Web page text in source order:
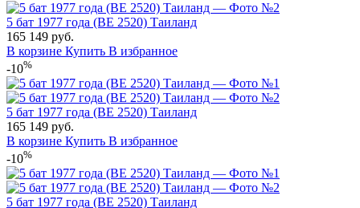
5 бат 1977 года (BE 2520) Таиланд
165 149 руб.
В корзине Купить В избранное
-10%
5 бат 1977 года (BE 2520) Таиланд
165 149 руб.
В корзине Купить В избранное
-10%
5 бат 1977 года (BE 2520) Таиланд